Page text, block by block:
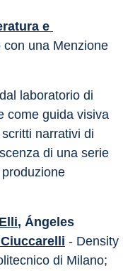
e
una Menzione
laboratorio di
come guida visiva
narrativi di
di una serie
, Ángeles
- Density
di Milano;